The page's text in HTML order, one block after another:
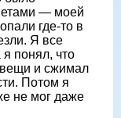
— моей
где-то в
Я все
я понял, что
вещи и сжимал
Потом я
не мог даже